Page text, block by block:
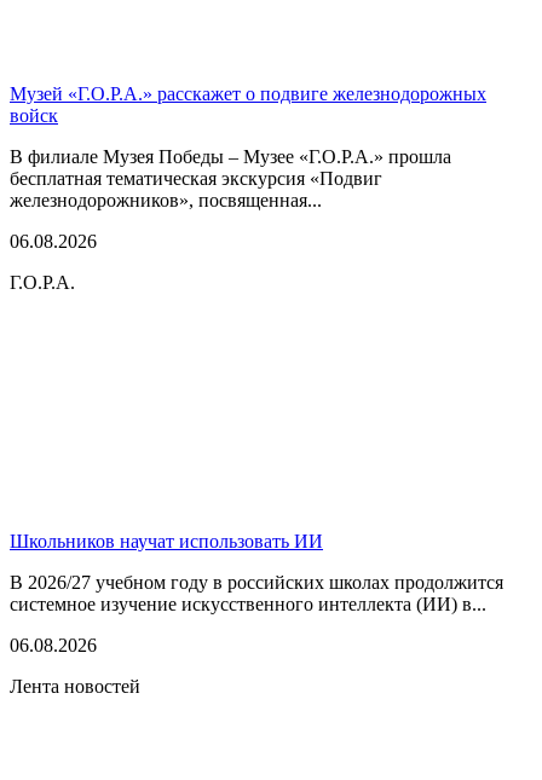
Музей «Г.О.Р.А.» расскажет о подвиге железнодорожных
войск
В филиале Музея Победы – Музее «Г.О.Р.А.» прошла
бесплатная тематическая экскурсия «Подвиг
железнодорожников», посвященная...
06.08.2026
Г.О.Р.А.
Школьников научат использовать ИИ
В 2026/27 учебном году в российских школах продолжится
системное изучение искусственного интеллекта (ИИ) в...
06.08.2026
Лента новостей